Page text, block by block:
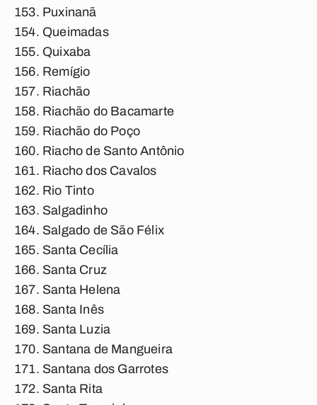
Puxinanã
Queimadas
Quixaba
Remígio
Riachão
Riachão do Bacamarte
Riachão do Poço
Riacho de Santo Antônio
Riacho dos Cavalos
Rio Tinto
Salgadinho
Salgado de São Félix
Santa Cecília
Santa Cruz
Santa Helena
Santa Inês
Santa Luzia
Santana de Mangueira
Santana dos Garrotes
Santa Rita